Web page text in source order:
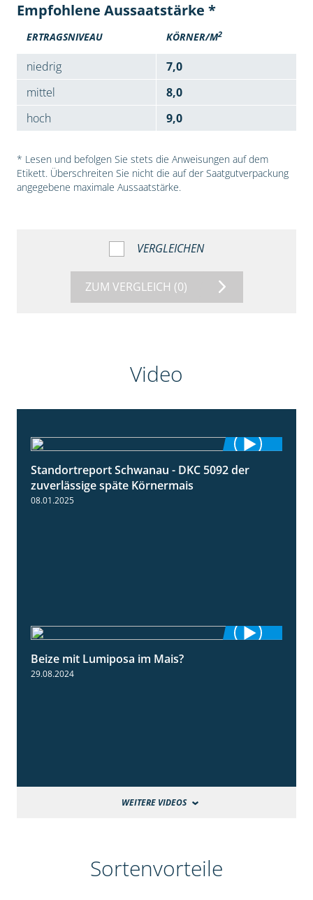
Empfohlene Aussaatstärke *
ERTRAGSNIVEAU KÖRNER/M2
niedrig
7,0
mittel
8,0
hoch
9,0
* Lesen und befolgen Sie stets die Anweisungen auf dem
Etikett. Überschreiten Sie nicht die auf der Saatgutverpackung
angegebene maximale Aussaatstärke.
VERGLEICHEN
ZUM VERGLEICH (0)
Video
1:18
Standortreport Schwanau - DKC 5092 der
zuverlässige späte Körnermais
08.01.2025
Beize mit Lumiposa im Mais?
29.08.2024
WEITERE VIDEOS
Sortenvorteile